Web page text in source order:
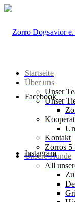
Facebook
Instagram
Startseite
Über uns
Unser
Unser
Kontakt
Zorros 5
Unsere Hunde
All